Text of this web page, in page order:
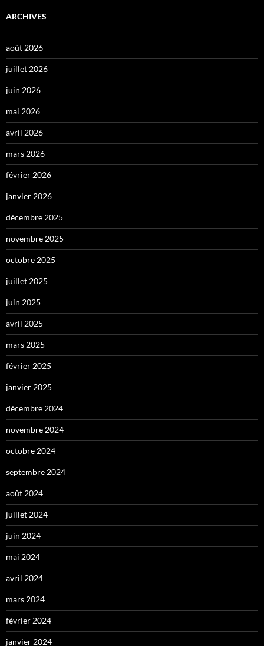
ARCHIVES
août 2026
juillet 2026
juin 2026
mai 2026
avril 2026
mars 2026
février 2026
janvier 2026
décembre 2025
novembre 2025
octobre 2025
juillet 2025
juin 2025
avril 2025
mars 2025
février 2025
janvier 2025
décembre 2024
novembre 2024
octobre 2024
septembre 2024
août 2024
juillet 2024
juin 2024
mai 2024
avril 2024
mars 2024
février 2024
janvier 2024